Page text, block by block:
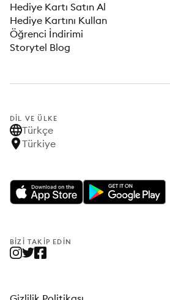
Hediye Kartı Satın Al
Hediye Kartını Kullan
Öğrenci İndirimi
Storytel Blog
DIL VE ÜLKE
Türkçe
Türkiye
BIZI TAKIP EDIN